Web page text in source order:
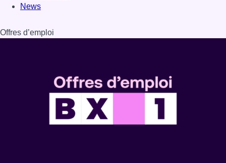
News
Offres d’emploi